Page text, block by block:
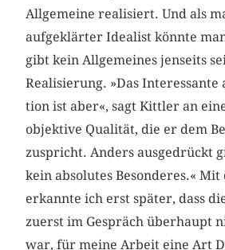
Allgemeine realisiert. Und als
aufgeklärter Idealist könnte
gibt kein Allgemeines jenseits
Realisierung. »Das
tion ist aber«, sagt Kittler an
objektive Qualität, die er dem
zuspricht. Anders ausgedrückt
kein absolutes Besonderes.«
erkannte ich erst später, dass
zuerst im ­Gespräch überhaupt
war, für meine Arbeit eine Art